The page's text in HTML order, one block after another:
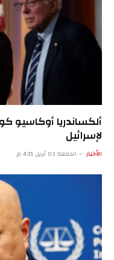
ألكساندريا أوكاسيو
لإسرائيل
الأخبار الجمعة 03 أبريل 4:15 م